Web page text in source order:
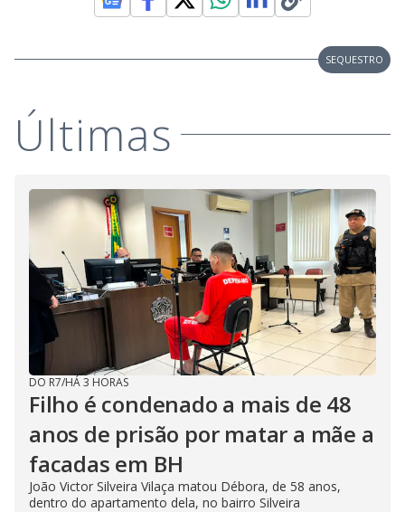
SEQUESTRO
Últimas
DO R7/HÁ 3 HORAS
Filho é condenado a mais de 48
anos de prisão por matar a mãe a
facadas em BH
João Victor Silveira Vilaça matou Débora, de 58 anos,
dentro do apartamento dela, no bairro Silveira